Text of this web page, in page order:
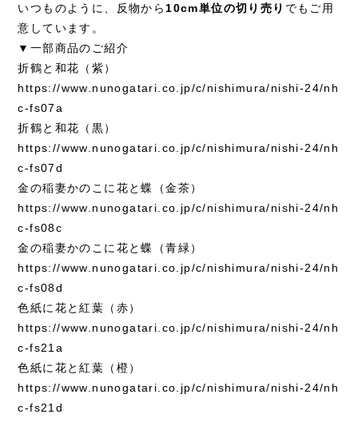
いつものように、反物から 10cm単位の切り売り でもご用
意しています。
▼一部商品のご紹介
折鶴と和花（紫）
https://www.nunogatari.co.jp/c/nishimura/nishi-24/nh
c-fs07a
折鶴と和花（黒）
https://www.nunogatari.co.jp/c/nishimura/nishi-24/nh
c-fs07d
金の稲妻かのこに花と蝶（金茶）
https://www.nunogatari.co.jp/c/nishimura/nishi-24/nh
c-fs08c
金の稲妻かのこに花と蝶（青緑）
https://www.nunogatari.co.jp/c/nishimura/nishi-24/nh
c-fs08d
色紙に花と紅葉（赤）
https://www.nunogatari.co.jp/c/nishimura/nishi-24/nh
c-fs21a
色紙に花と紅葉（橙）
https://www.nunogatari.co.jp/c/nishimura/nishi-24/nh
c-fs21d